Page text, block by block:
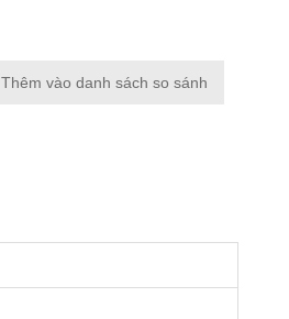
Thêm vào danh sách so sánh